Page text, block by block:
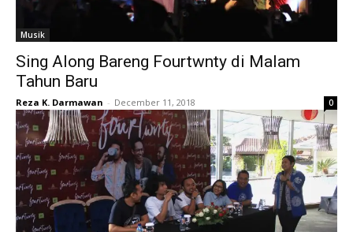
Musik
Sing Along Bareng Fourtwnty di Malam
Tahun Baru
Reza K. Darmawan - December 11, 2018 0